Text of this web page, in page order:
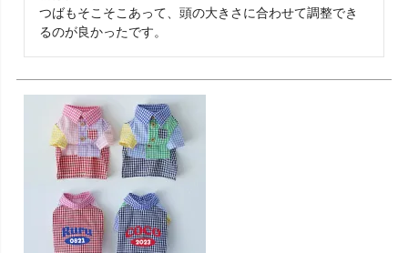
つばもそこそこあって、頭の大きさに合わせて調整でき
るのが良かったです。